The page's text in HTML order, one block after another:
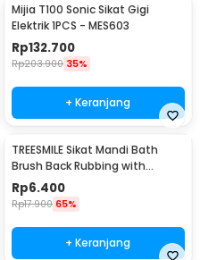
Mijia T100 Sonic Sikat Gigi
Elektrik 1PCS - MES603
Rp132.700
Rp203.900 35%
+ Keranjang
TREESMILE Sikat Mandi Bath
Brush Back Rubbing with
Shower Puff - LF730
Rp6.400
Rp17.900 65%
+ Keranjang